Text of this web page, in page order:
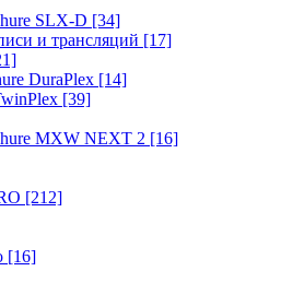
SLX-D [34]
и трансляций [17]
DuraPlex [14]
[39]
MXW NEXT 2 [16]
[212]
[16]